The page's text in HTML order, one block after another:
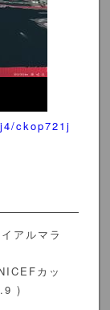
ckop721j
アルマラ
カッ
)